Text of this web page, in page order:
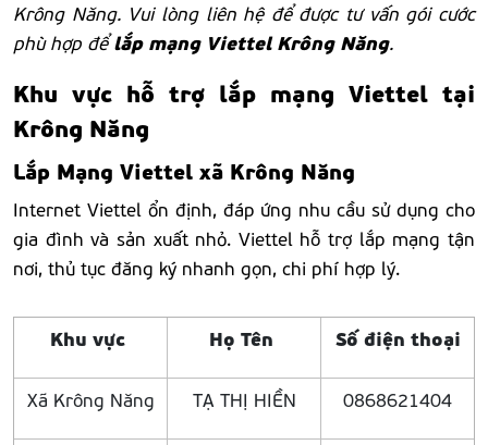
Krông Năng. Vui lòng liên hệ để được tư vấn gói cước
phù hợp đểlắp mạng Viettel Krông Năng.
Khu vực hỗ trợ lắp mạng Viettel tại
Krông Năng
Lắp Mạng Viettel xã Krông Năng
Internet Viettel ổn định, đáp ứng nhu cầu sử dụng cho
gia đình và sản xuất nhỏ. Viettel hỗ trợ lắp mạng tận
nơi, thủ tục đăng ký nhanh gọn, chi phí hợp lý.
Khu vực Họ Tên Số điện thoại
Xã Krông Năng TẠ THỊ HIỀN 0868621404